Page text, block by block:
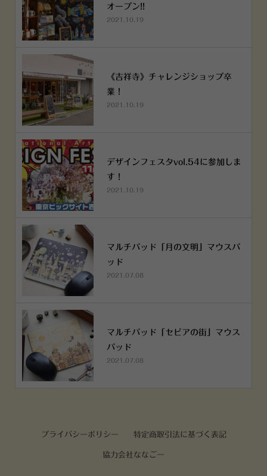
オープン!!
2021.10.19
《吉祥寺》チャレンジショップ卒
業！
2021.10.19
デザインフェスタvol.54に参加しま
す！
2021.10.19
マルチパッド「月の文明」マウスパ
ッド
2021.07.08
マルチパッド「セピアの街」マウス
パッド
2021.07.08
プライバシーポリシー 特定商取引法に基づく表記
協力会社ななごー